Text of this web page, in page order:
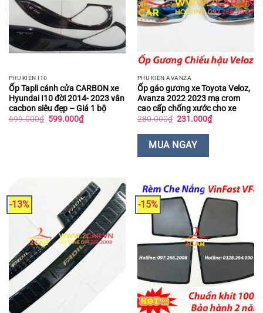
PHỤ KIỆN I10
Ốp Tapli cánh cửa CARBON xe
Hyundai I10 đời 2014- 2023 vân
cacbon siêu đẹp – Giá 1 bộ
699.000₫ Giá
599.000₫Giá
hiện
PHỤ KIỆN AVANZA
Ốp gáo gương xe Toyota Veloz,
Avanza 2022 2023 mạ crom
cao cấp chống xước cho xe
280.000₫ Giá
là:
280.000₫.
231.000₫Giá
hiện
MUA NGAY
-13% -15%